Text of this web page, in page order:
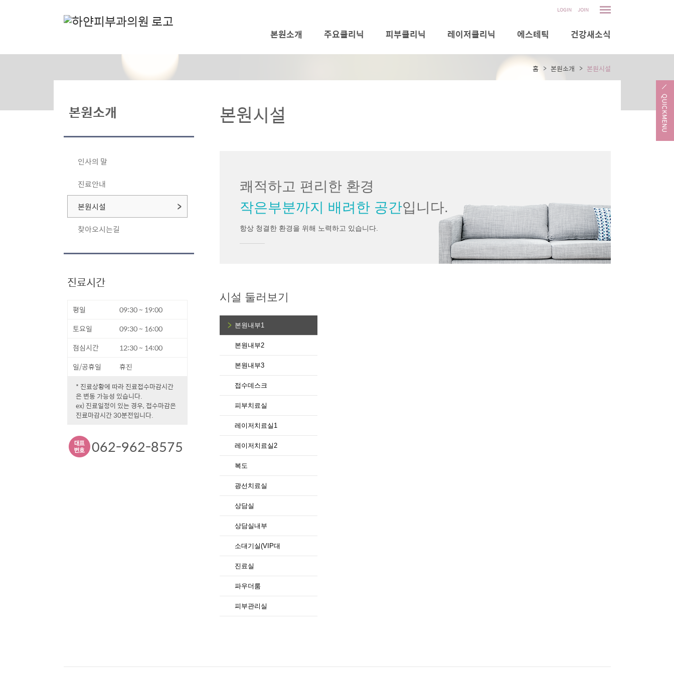
LOGIN JOIN
본원소개 주요클리닉 피부클리닉 레이저클리닉 에스테틱 건강새소식
본원소개
인사의 말
진료안내
본원시설
찾아오시는길
진료시간
평일
09:30 ~ 19:00
토요일
09:30 ~ 16:00
점심시간
12:30 ~ 14:00
일/공휴일
휴진
* 진료상황에 따라 진료접수마감시간
은 변동 가능성 있습니다.
ex) 진료일정이 있는 경우, 접수마감은
진료마감시간 30분전입니다.
062-962-8575
본원시설
홈 본원소개 본원시설
쾌적하고 편리한 환경
작은부분까지 배려한 공간입니다.
항상 청결한 환경을 위해 노력하고 있습니다.
시설 둘러보기
본원내부1
본원내부2
본원내부3
접수데스크
피부치료실
레이저치료실1
레이저치료실2
복도
광선치료실
상담실
상담실내부
소대기실(VIP대
진료실
파우더룸
피부관리실